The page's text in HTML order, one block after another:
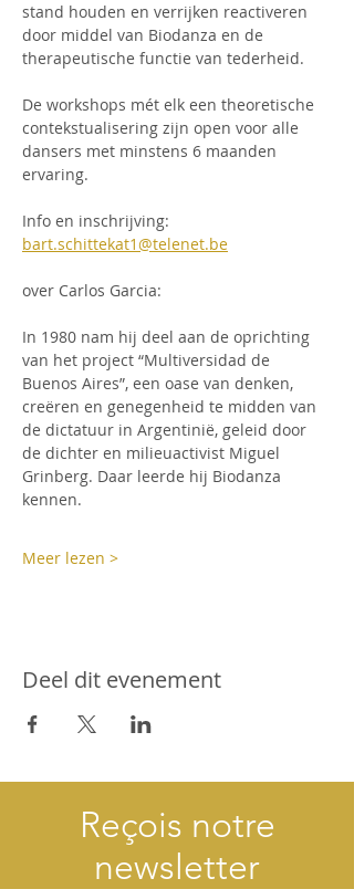
stand houden en verrijken reactiveren
door middel van Biodanza en de
therapeutische functie van tederheid.
De workshops mét elk een theoretische
contekstualisering zijn open voor alle
dansers met minstens 6 maanden
ervaring.
Info en inschrijving:
bart.schittekat1@telenet.be
over Carlos Garcia:
In 1980 nam hij deel aan de oprichting
van het project “Multiversidad de
Buenos Aires”, een oase van denken,
creëren en genegenheid te midden van
de dictatuur in Argentinië, geleid door
de dichter en milieuactivist Miguel
Grinberg. Daar leerde hij Biodanza
kennen.
Meer lezen >
Deel dit evenement
Reçois notre
newsletter